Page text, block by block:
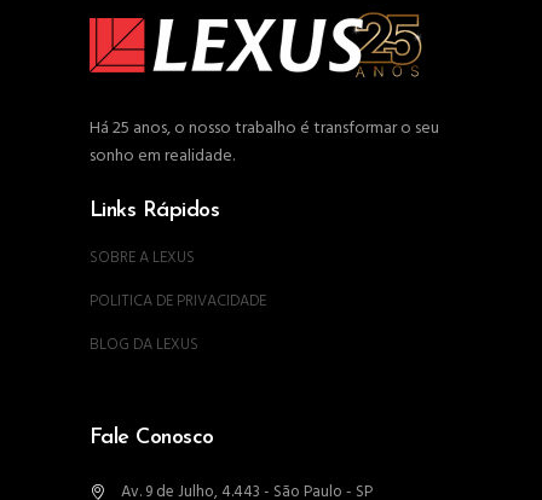
Há 25 anos, o nosso trabalho é transformar o seu
sonho em realidade.
Links Rápidos
SOBRE A LEXUS
POLITICA DE PRIVACIDADE
BLOG DA LEXUS
Fale Conosco
Av. 9 de Julho, 4.443 - São Paulo - SP